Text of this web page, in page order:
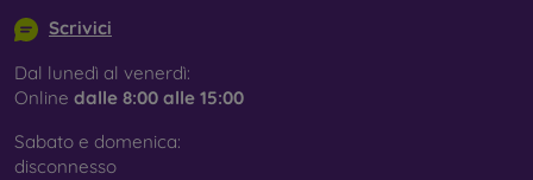
Scrivici
Dal lunedì al venerdì:
Online dalle 8:00 alle 15:00
Sabato e domenica:
disconnesso